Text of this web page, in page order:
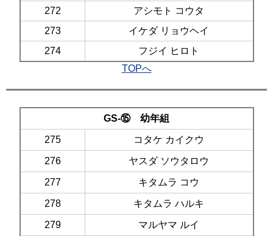
272
アシモト コウタ
273
イケダ リョウヘイ
274
フジイ ヒロト
TOPへ
GS-⑮ 幼年組
275 コタケ カイクウ
276 ヤスダ ソウタロウ
277 キタムラ コウ
278 キタムラ ハルキ
279 マルヤマ ルイ